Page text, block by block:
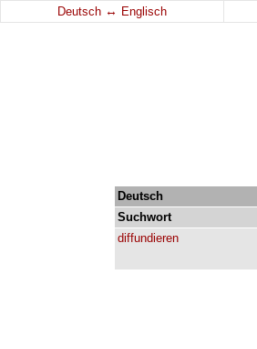
Deutsch ↔ Englisch
Deutsch
Suchwort
diffundieren